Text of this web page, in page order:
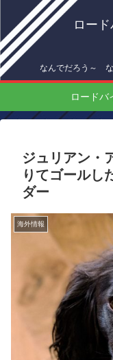
ロー
なんでだろう～
ロードバ
ジュリアン・
りてゴールし
ダー
海外情報